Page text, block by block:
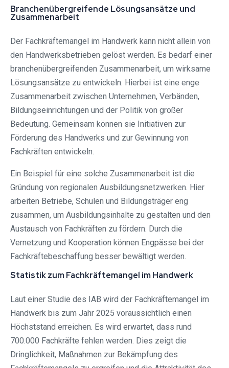
Branchenübergreifende Lösungsansätze und
Zusammenarbeit
Der Fachkräftemangel im Handwerk kann nicht allein von
den Handwerksbetrieben gelöst werden. Es bedarf einer
branchenübergreifenden Zusammenarbeit, um wirksame
Lösungsansätze zu entwickeln. Hierbei ist eine enge
Zusammenarbeit zwischen Unternehmen, Verbänden,
Bildungseinrichtungen und der Politik von großer
Bedeutung. Gemeinsam können sie Initiativen zur
Förderung des Handwerks und zur Gewinnung von
Fachkräften entwickeln.
Ein Beispiel für eine solche Zusammenarbeit ist die
Gründung von regionalen Ausbildungsnetzwerken. Hier
arbeiten Betriebe, Schulen und Bildungsträger eng
zusammen, um Ausbildungsinhalte zu gestalten und den
Austausch von Fachkräften zu fördern. Durch die
Vernetzung und Kooperation können Engpässe bei der
Fachkräftebeschaffung besser bewältigt werden.
Statistik zum Fachkräftemangel im Handwerk
Laut einer Studie des IAB wird der Fachkräftemangel im
Handwerk bis zum Jahr 2025 voraussichtlich einen
Höchststand erreichen. Es wird erwartet, dass rund
700.000 Fachkräfte fehlen werden. Dies zeigt die
Dringlichkeit, Maßnahmen zur Bekämpfung des